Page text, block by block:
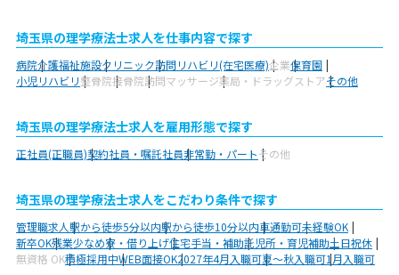
埼玉県の理学療法士求人を仕事内容で探す
病院介護福祉施設クリニック訪問リハビリ(在宅医療)企業保育園
小児リハビリ整骨院接骨院訪問マッサージ薬局・ドラッグストアその他
埼玉県の理学療法士求人を雇用形態で探す
正社員(正職員)契約社員・嘱託社員非常勤・パートその他
埼玉県の理学療法士求人をこだわり条件で探す
管理職求人駅から徒歩5分以内駅から徒歩10分以内車通勤可未経験OK
新卒OK残業少なめ寮・借り上げ住宅手当・補助託児所・育児補助土日祝休
無資格 OK積極採用中WEB面接OK2027年4月入職可夏～秋入職可1月入職可